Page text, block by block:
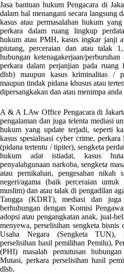
Jasa bantuan hukum Pengacara di
dalam hal menangani secara langsung
kasus atau permasalahan hukum
perkara dalam ruang lingkup
hukum atau PMH, kasus ingkar janji
piutang, perceraian dan atau talak
hubungan ketenagakerjaan/
perkara dalam perjanjian pada
dlsb) maupun kasus kriminalitas /
maupun tindak pidana khusus atau
dipersangkakan dan atau menimpa
A & A LAw Office Pengacara di
pengalaman dan juga telenta mediasi
hukum yang update terjadi, seperti
kasus spesialisasi cyber crime,
(pidana tertentu / tipiter), sengketa
hukum adat istiadat, kasus
penyalahgunaan narkoba, sengketa
atau pernikahan, pengesahan nikah
negeri/agama (baik perceraian
muslim) dan atau talak di pengadilan
Tangga (KDRT), mediasi dan juga
berhubungan dengan Komisi
adopsi atau pengangkatan anak, jual-
menyewa, perselisihan sengketa bisnis
Usaha Negara (Sengketa TUN),
perselisihan hasil pemilihan Pemilu),
(PHI) masalah pemutusan
Mutasi, perkara perselisihan hasil
dlsb.